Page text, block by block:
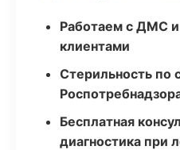
Работаем с ДМС
клиентами
Стерильность по
Бесплатная
диагностика при